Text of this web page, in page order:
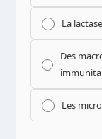
La
Des
Les